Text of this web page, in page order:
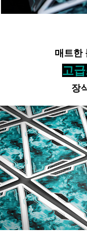
매트한
고
장